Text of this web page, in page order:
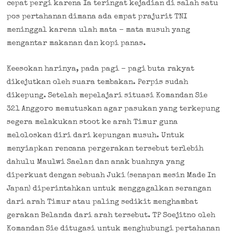
cepat pergi karena Ia teringat kejadian di salah satu
pos pertahanan dimana ada empat prajurit TNI
meninggal karena ulah mata – mata musuh yang
mengantar makanan dan kopi panas.
Keesokan harinya, pada pagi – pagi buta rakyat
dikejutkan oleh suara tembakan. Perpis sudah
dikepung. Setelah mepelajari situasi Komandan Sie
321 Anggoro memutuskan agar pasukan yang terkepung
segera melakukan stoot ke arah Timur guna
meloloskan diri dari kepungan musuh. Untuk
menyiapkan rencana pergerakan tersebut terlebih
dahulu Maulwi Saelan dan anak buahnya yang
diperkuat dengan sebuah Juki (senapan mesin Made In
Japan) diperintahkan untuk menggagalkan serangan
dari arah Timur atau paling sedikit menghambat
gerakan Belanda dari arah tersebut. TP Soejitno oleh
Komandan Sie ditugasi untuk menghubungi pertahanan